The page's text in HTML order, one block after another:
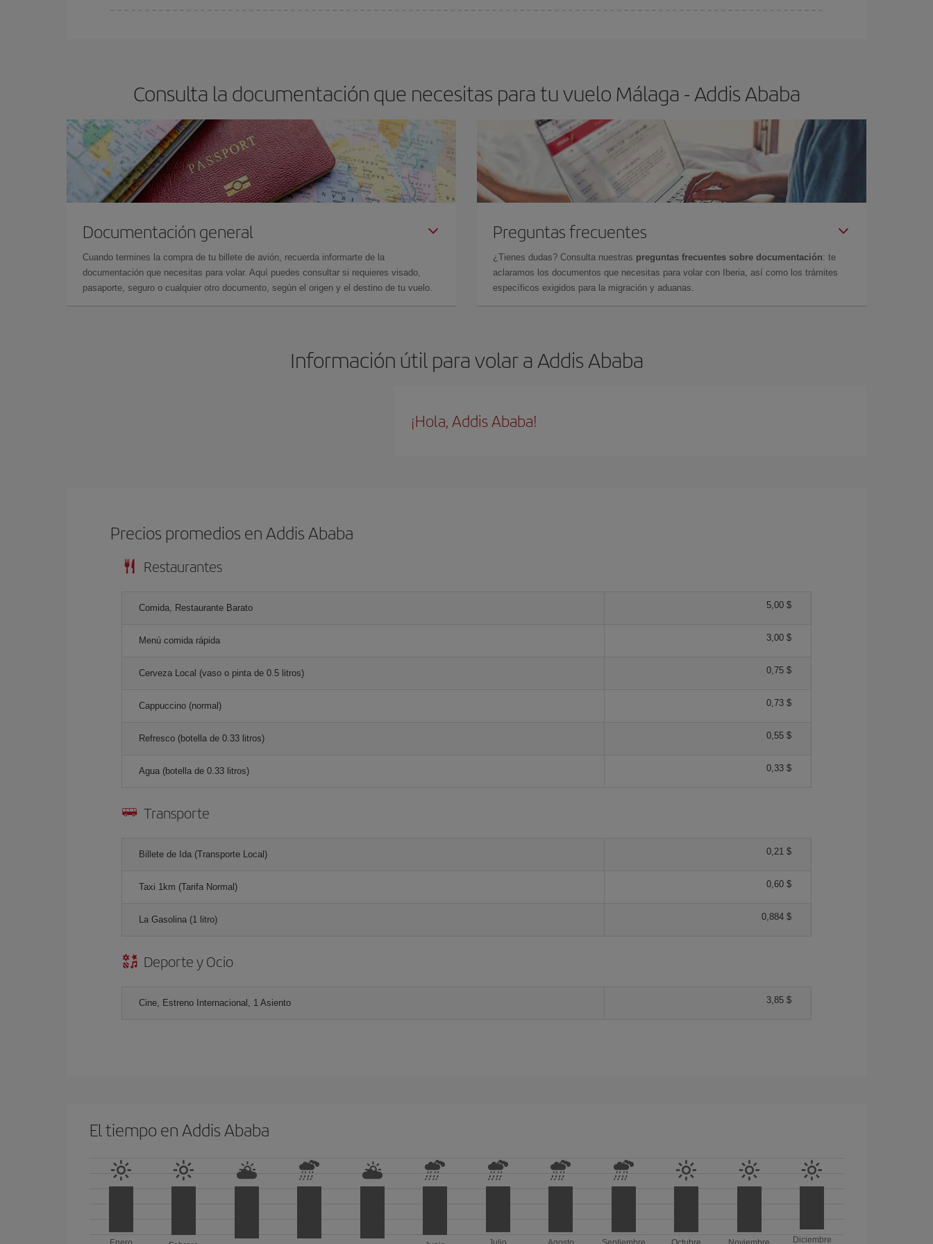
Consulta la documentación que necesitas para tu vuelo Málaga - Addis Ababa
Documentación general
Cuando termines la compra de tu billete de avión, recuerda informarte de la
documentación que necesitas para volar. Aquí puedes consultar si requieres visado,
pasaporte, seguro o cualquier otro documento, según el origen y el destino de tu vuelo.
Preguntas frecuentes
¿Tienes dudas? Consulta nuestras preguntas frecuentes sobre documentación: te
aclaramos los documentos que necesitas para volar con Iberia, así como los trámites
específicos exigidos para la migración y aduanas.
Información útil para volar a Addis Ababa
¡Hola, Addis Ababa!
Precios promedios en Addis Ababa
Restaurantes
Comida, Restaurante Barato 5,00 $
Menú comida rápida 3,00 $
Cerveza Local (vaso o pinta de 0.5 litros) 0,75 $
Cappuccino (normal) 0,73 $
Refresco (botella de 0.33 litros) 0,55 $
Agua (botella de 0.33 litros) 0,33 $
Transporte
Billete de Ida (Transporte Local) 0,21 $
Taxi 1km (Tarifa Normal) 0,60 $
La Gasolina (1 litro) 0,884 $
Deporte y Ocio
Cine, Estreno Internacional, 1 Asiento 3,85 $
El tiempo en Addis Ababa
Diciembre